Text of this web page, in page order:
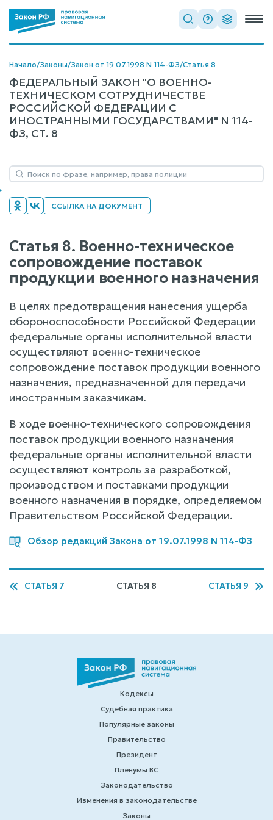
Начало/Законы/Закон от 19.07.1998 N 114-ФЗ/Статья 8
ФЕДЕРАЛЬНЫЙ ЗАКОН "О ВОЕННО-
ТЕХНИЧЕСКОМ СОТРУДНИЧЕСТВЕ
РОССИЙСКОЙ ФЕДЕРАЦИИ С
ИНОСТРАННЫМИ ГОСУДАРСТВАМИ" N 114-
ФЗ, СТ. 8
ССЫЛКА НА ДОКУМЕНТ
Статья 8. Военно-техническое
сопровождение поставок
продукции военного назначения
В целях предотвращения нанесения ущерба
обороноспособности Российской Федерации
федеральные органы исполнительной власти
осуществляют военно-техническое
сопровождение поставок продукции военного
назначения, предназначенной для передачи
иностранным заказчикам.
В ходе военно-технического сопровождения
поставок продукции военного назначения
федеральные органы исполнительной власти
осуществляют контроль за разработкой,
производством и поставками продукции
военного назначения в порядке, определяемом
Правительством Российской Федерации.
Обзор редакций Закона от 19.07.1998 N 114-ФЗ
СТАТЬЯ 7 СТАТЬЯ 8 СТАТЬЯ 9
Кодексы
Судебная практика
Популярные законы
Правительство
Президент
Пленумы ВС
Законодательство
Изменения в законодательстве
Законы